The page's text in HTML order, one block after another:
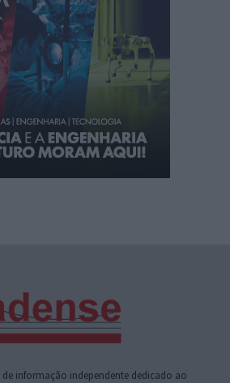
informação independente dedicado ao